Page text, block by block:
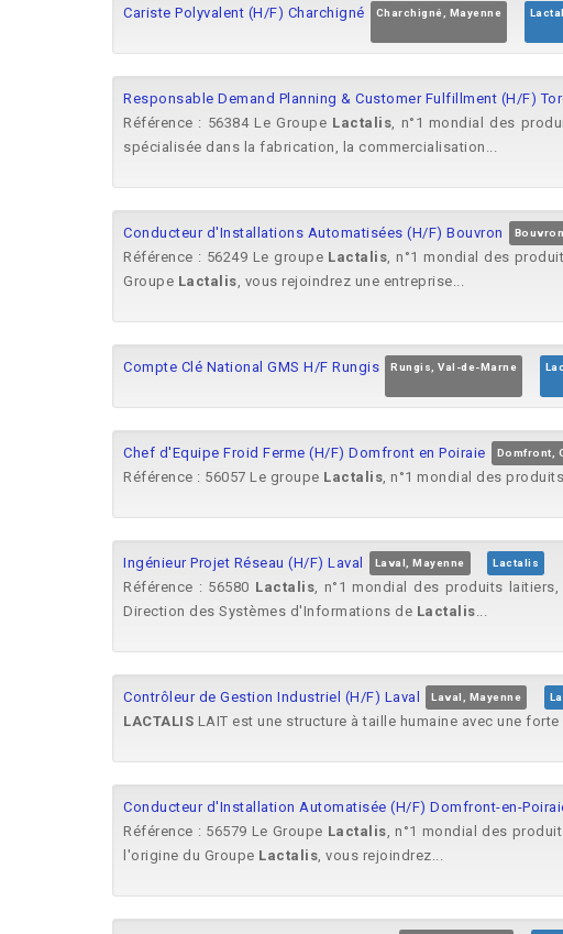
Cariste Polyvalent (H/F) Charchigné Charchigné, Mayenne
Responsable Demand Planning & Customer Fulfillment (H/F)
Référence : 56384 Le Groupe Lactalis, n°1 mondial des
spécialisée dans la fabrication, la commercialisation...
Conducteur d'Installations Automatisées (H/F) Bouvron
Référence : 56249 Le groupe Lactalis, n°1 mondial des
Groupe Lactalis, vous rejoindrez une entreprise...
Compte Clé National GMS H/F Rungis Rungis, Val-de-Marne
Chef d'Equipe Froid Ferme (H/F) Domfront en Poiraie Domfront,
Référence : 56057 Le groupe Lactalis, n°1 mondial des
Ingénieur Projet Réseau (H/F) Laval Laval, Mayenne Lactalis
Référence : 56580 Lactalis, n°1 mondial des produits
Direction des Systèmes d'Informations de Lactalis...
Contrôleur de Gestion Industriel (H/F) Laval Laval, Mayenne
LACTALIS LAIT est une structure à taille humaine avec une
Conducteur d'Installation Automatisée (H/F) Domfront-en-
Référence : 56579 Le Groupe Lactalis, n°1 mondial des
l'origine du Groupe Lactalis, vous rejoindrez...